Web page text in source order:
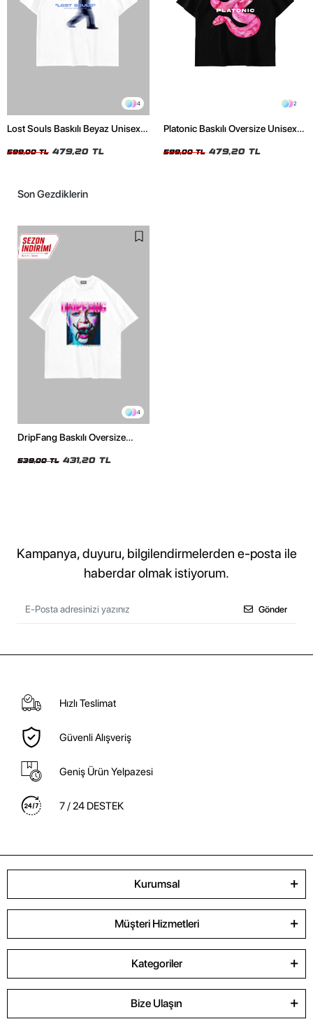
4
Lost Souls Baskılı Beyaz Unisex
599,00 TL 479,20 TL
2
Platonic Baskılı Oversize Unisex
599,00 TL 479,20 TL
Son Gezdiklerin
4
DripFang Baskılı Oversize
539,00 TL 431,20 TL
Kampanya, duyuru, bilgilendirmelerden e-posta ile
haberdar olmak istiyorum.
Gönder
Hızlı Teslimat
Güvenli Alışveriş
Geniş Ürün Yelpazesi
7 / 24 DESTEK
Kurumsal
Müşteri Hizmetleri
Kategoriler
Bize Ulaşın